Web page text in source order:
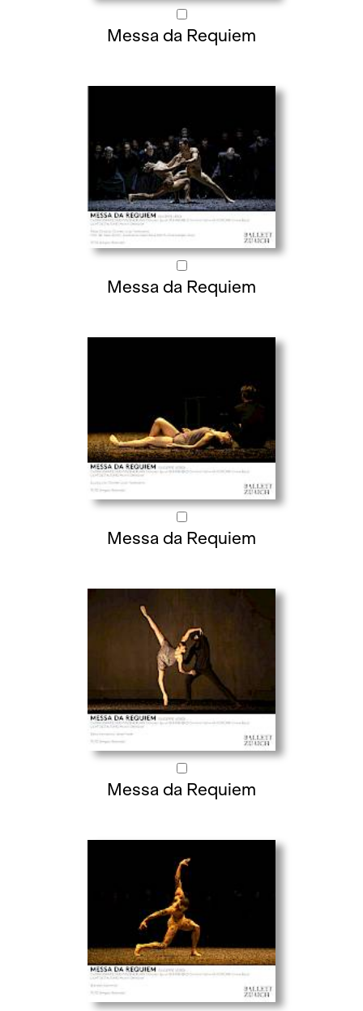
Messa da Requiem
Messa da Requiem
Messa da Requiem
Messa da Requiem